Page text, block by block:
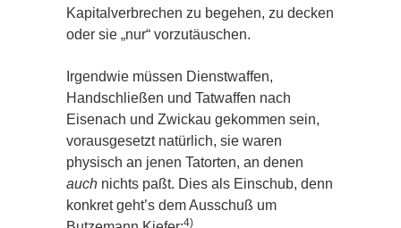
Kapitalverbrechen zu begehen, zu decken
oder sie „nur“ vorzutäuschen.
Irgendwie müssen Dienstwaffen,
Handschließen und Tatwaffen nach
Eisenach und Zwickau gekommen sein,
vorausgesetzt natürlich, sie waren
physisch an jenen Tatorten, an denen
auch nichts paßt. Dies als Einschub, denn
konkret geht’s dem Ausschuß um
4)